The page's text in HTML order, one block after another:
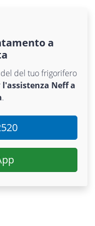
a
del tuo frigorifero
l'assistenza Neff a
.